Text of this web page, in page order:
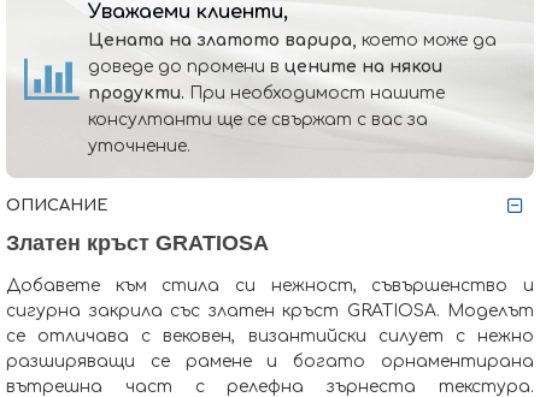
Уважаеми клиенти,
Цената на златото варира, което може да
доведе до промени в цените на някои
продукти. При необходимост нашите
консултанти ще се свържат с вас за
уточнение.
ОПИСАНИЕ
Златен кръст GRATIOSA
Добавете към стила си нежност, съвършенство и
сигурна закрила със златен кръст GRATIOSA. Моделът
се отличава с вековен, византийски силует с нежно
разширяващи се рамене и богато орнаментирана
вътрешна част с релефна зърнеста текстура.